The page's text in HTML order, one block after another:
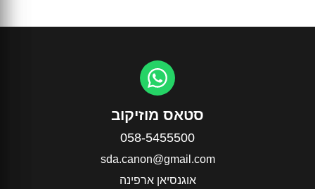
סטאס מוזיקוב
058-5455500
sda.canon@gmail.com
אוגנסיאן ארפינה